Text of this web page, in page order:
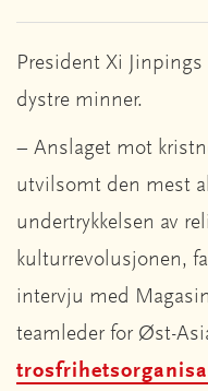
President Xi Jinpings
dystre minner.
– Anslaget mot
utvilsomt den mest
undertrykkelsen av
kulturrevolusjonen,
intervju med
teamleder for Øst-